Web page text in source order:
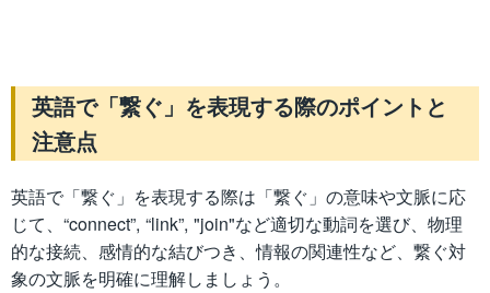
英語で「繋ぐ」を表現する際のポイントと
注意点
英語で「繋ぐ」を表現する際は「繋ぐ」の意味や文脈に応
じて、“connect”, “link”, "join"など適切な動詞を選び、物理
的な接続、感情的な結びつき、情報の関連性など、繋ぐ対
象の文脈を明確に理解しましょう。